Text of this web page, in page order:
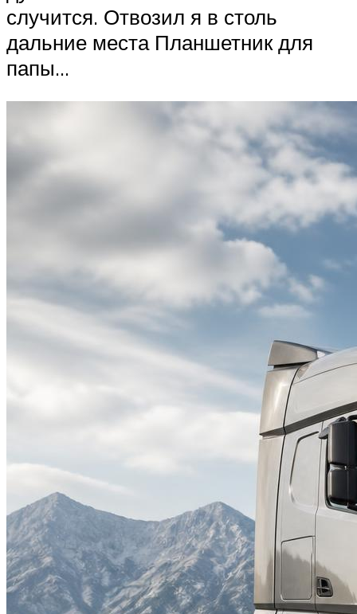
случится. Отвозил я в столь
дальние места Планшетник для
папы…